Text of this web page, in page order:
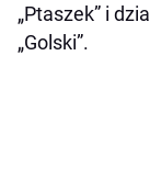
„Ptaszek” i
„Golski”.